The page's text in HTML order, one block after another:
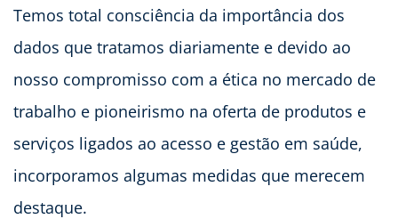
Temos total consciência da importância dos
dados que tratamos diariamente e devido ao
nosso compromisso com a ética no mercado de
trabalho e pioneirismo na oferta de produtos e
serviços ligados ao acesso e gestão em saúde,
incorporamos algumas medidas que merecem
destaque.